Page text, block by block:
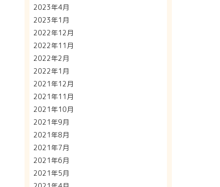
2023年4月
2023年1月
2022年12月
2022年11月
2022年2月
2022年1月
2021年12月
2021年11月
2021年10月
2021年9月
2021年8月
2021年7月
2021年6月
2021年5月